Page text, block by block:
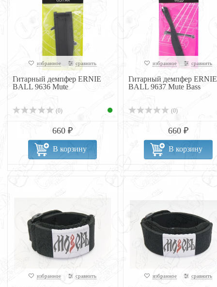
избранное сравнить
Гитарный демпфер ERNIE
BALL 9636 Mute
(0)
660 ₽
В корзину
избранное сравнить
Гитарный демпфер ERNIE
BALL 9637 Mute Bass
(0)
660 ₽
В корзину
избранное сравнить избранное сравнить